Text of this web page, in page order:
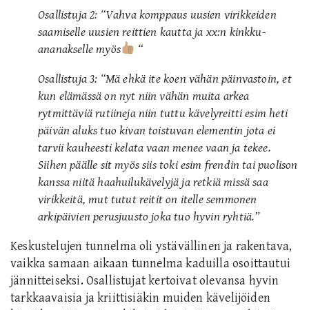
Osallistuja 2: “Vahva komppaus uusien virikkeiden
saamiselle uusien reittien kautta ja xx:n kinkku-
ananakselle myös
“
Osallistuja 3: “Mä ehkä ite koen vähän päinvastoin, et
kun elämässä on nyt niin vähän muita arkea
rytmittäviä rutiineja niin tuttu kävelyreitti esim heti
päivän aluks tuo kivan toistuvan elementin jota ei
tarvii kauheesti kelata vaan menee vaan ja tekee.
Siihen päälle sit myös siis toki esim frendin tai puolison
kanssa niitä haahuilukävelyjä ja retkiä missä saa
virikkeitä, mut tutut reitit on itelle semmonen
arkipäivien perusjuusto joka tuo hyvin ryhtiä.”
Keskustelujen tunnelma oli ystävällinen ja rakentava,
vaikka samaan aikaan tunnelma kaduilla osoittautui
jännitteiseksi. Osallistujat kertoivat olevansa hyvin
tarkkaavaisia ja kriittisiäkin muiden kävelijöiden